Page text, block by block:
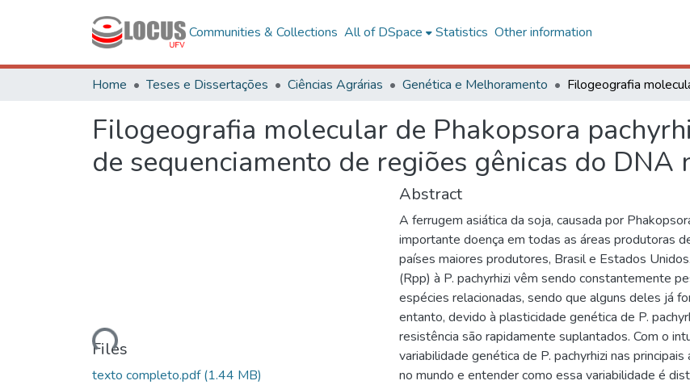
Communities & Collections All of DSpace Statistics Other information
Home Teses e Dissertações Ciências Agrárias Genética e Melhoramento
Filogeografia molecular de Phakopsora
de sequenciamento de regiões gênicas do DNA
Loading...
Files
texto completo.pdf(1.44 MB)
Abstract
A ferrugem asiática da soja, causada por
importante doença em todas as áreas produtoras
países maiores produtores, Brasil e Estados
(Rpp) à P. pachyrhizi vêm sendo constantemente
espécies relacionadas, sendo que alguns deles já
entanto, devido à plasticidade genética de P.
resistência são rapidamente suplantados. Com o
variabilidade genética de P. pachyrhizi nas
no mundo e entender como essa variabilidade é